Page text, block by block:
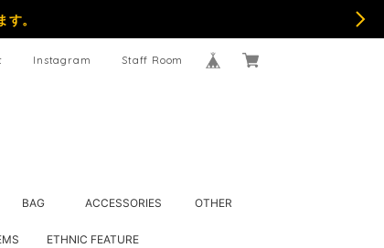
。
Instagram Staff Room
BAG ACCESSORIES OTHER
ETHNIC FEATURE